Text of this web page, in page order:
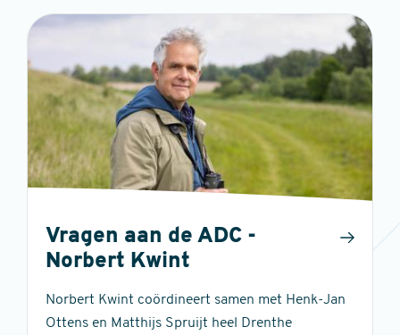
Vragen aan de ADC -
Norbert Kwint
Norbert Kwint coördineert samen met Henk-Jan
Ottens en Matthijs Spruijt heel Drenthe